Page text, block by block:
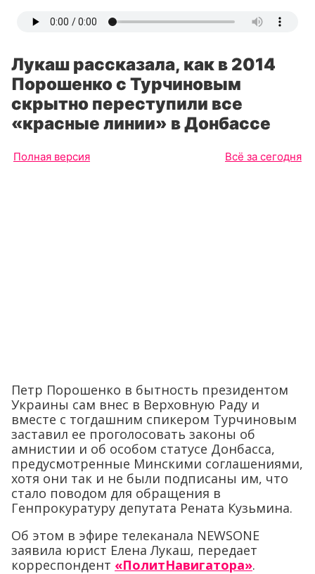
Лукаш рассказала, как в 2014
Порошенко с Турчиновым
скрытно переступили все
«красные линии» в Донбассе
Полная версия Всё за сегодня
Петр Порошенко в бытность президентом
Украины сам внес в Верховную Раду и
вместе с тогдашним спикером Турчиновым
заставил ее проголосовать законы об
амнистии и об особом статусе Донбасса,
предусмотренные Минскими соглашениями,
хотя они так и не были подписаны им, что
стало поводом для обращения в
Генпрокуратуру депутата Рената Кузьмина.
Об этом в эфире телеканала NEWSONE
заявила юрист Елена Лукаш, передает
корреспондент «ПолитНавигатора».